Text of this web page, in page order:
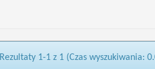
Rezultaty 1-1 z 1 (Czas wyszukiwania: